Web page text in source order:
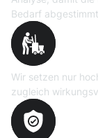
Bedarf
Wir setzen nur
zugleich